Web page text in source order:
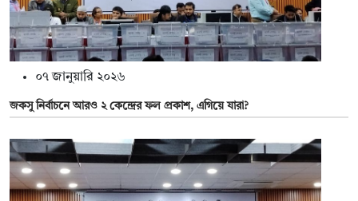
০৭ জানুয়ারি ২০২৬
জকসু নির্বাচনে আরও ২ কেন্দ্রের ফল প্রকাশ, এগিয়ে যারা?